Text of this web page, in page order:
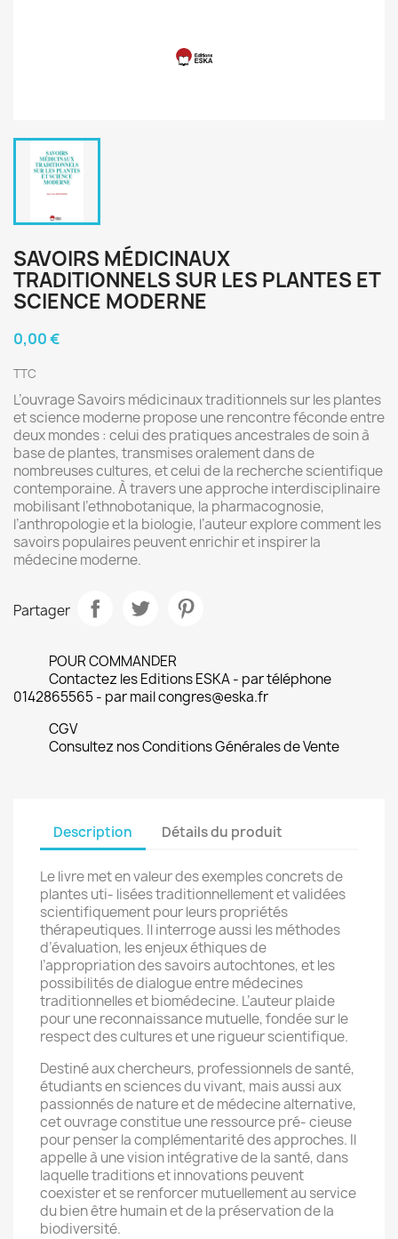
SAVOIRS MÉDICINAUX
TRADITIONNELS SUR LES PLANTES ET
SCIENCE MODERNE
0,00 €
TTC
L’ouvrage Savoirs médicinaux traditionnels sur les plantes
et science moderne propose une rencontre féconde entre
deux mondes : celui des pratiques ancestrales de soin à
base de plantes, transmises oralement dans de
nombreuses cultures, et celui de la recherche scientifique
contemporaine. À travers une approche interdisciplinaire
mobilisant l’ethnobotanique, la pharmacognosie,
l’anthropologie et la biologie, l’auteur explore comment les
savoirs populaires peuvent enrichir et inspirer la
médecine moderne.
Partager
POUR COMMANDER
Contactez les Editions ESKA - par téléphone
0142865565 - par mail congres@eska.fr
CGV
Consultez nos Conditions Générales de Vente
Description Détails du produit
Le livre met en valeur des exemples concrets de
plantes uti- lisées traditionnellement et validées
scientifiquement pour leurs propriétés
thérapeutiques. Il interroge aussi les méthodes
d’évaluation, les enjeux éthiques de
l’appropriation des savoirs autochtones, et les
possibilités de dialogue entre médecines
traditionnelles et biomédecine. L’auteur plaide
pour une reconnaissance mutuelle, fondée sur le
respect des cultures et une rigueur scientifique.
Destiné aux chercheurs, professionnels de santé,
étudiants en sciences du vivant, mais aussi aux
passionnés de nature et de médecine alternative,
cet ouvrage constitue une ressource pré- cieuse
pour penser la complémentarité des approches. Il
appelle à une vision intégrative de la santé, dans
laquelle traditions et innovations peuvent
coexister et se renforcer mutuellement au service
du bien être humain et de la préservation de la
biodiversité.